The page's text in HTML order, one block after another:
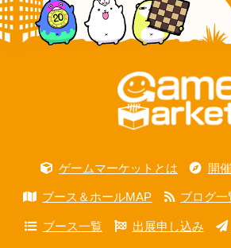
ゲームマーケットとは 開
ブース＆ホールMAP ブログ一
ブース一覧 出展申し込み